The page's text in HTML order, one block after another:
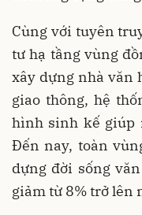
Cùng với tuyên
tư hạ tầng vùng
xây dựng nhà văn
giao thông, hệ
hình sinh kế giúp
Đến nay, toàn
dựng đời sống
giảm từ 8% trở lên